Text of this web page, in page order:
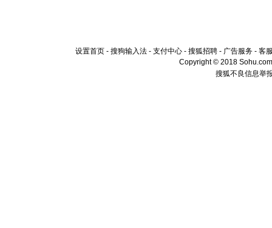
设置首页 - 搜狗输入法 - 支付中心 - 搜狐招聘 - 广告服务 - 客
Copyright © 2018
搜狐不良信息举